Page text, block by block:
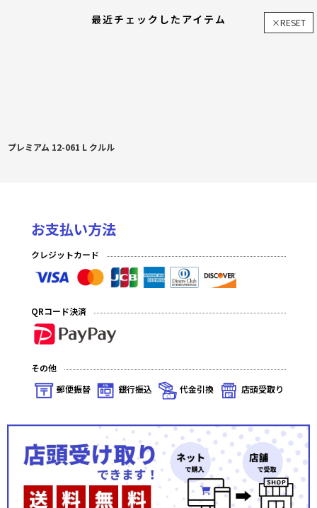
最近チェックしたアイテム ×RESET
プレミアム 12-061 L クルル
お支払い方法
クレジットカード
QRコード決済
その他
郵便振替
銀行振込 代金引換 店頭受取り